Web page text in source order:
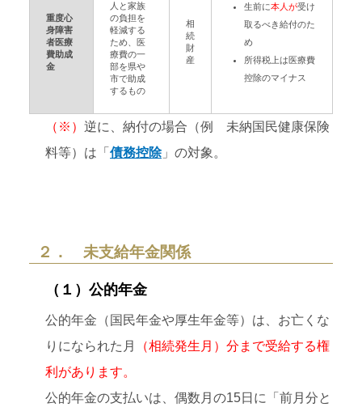
重度心
身障害
者医療
費助成
金
人と家族
の負担を
軽減する
ため、医
療費の一
部を県や
市で助成
するもの
相
続
財
産
生前に本人が受け
取るべき給付のた
め
所得税上は医療費
控除のマイナス
（※） 逆に、納付の場合（例 未納国民健康保険
料等）は「 債務控除」の対象。
２． 未支給年金関係
（１）公的年金
公的年金（国民年金や厚生年金等）は、お亡くな
りになられた月
（相続発生月）分まで受給する権
利があります。
公的年金の支払いは、偶数月の15日に「前月分と